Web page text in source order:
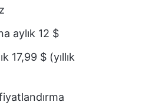
aylık 12 $
17,99 $ (yıllık